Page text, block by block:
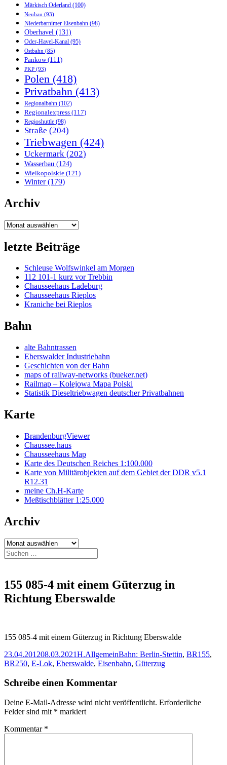
Märkisch Oderland (100)
Neubau (93)
Niederbarnimer Eisenbahn (98)
Oberhavel (131)
Oder-Havel-Kanal (95)
Ostbahn (85)
Pankow(111)
PKP (93)
Polen (418)
Privatbahn (413)
Regionalbahn (102)
Regionalexpress (117)
Regioshuttle (98)
Straße (204)
Triebwagen (424)
Uckermark (202)
Wasserbau (124)
Wielkopolskie (121)
Winter(179)
Archiv
Archiv
letzte Beiträge
Schleuse Wolfswinkel am Morgen
112 101-1 kurz vor Trebbin
Chausseehaus Ladeburg
Chausseehaus Rieplos
Kraniche bei Rieplos
Bahn
alte Bahntrassen
Eberswalder Industriebahn
Geschichten von der Bahn
maps of railway-networks (bueker.net)
Railmap – Kolejowa Mapa Polski
Statistik Dieseltriebwagen deutscher Privatbahnen
Karte
BrandenburgViewer
Chaussee.haus
Chausseehaus Map
Karte des Deutschen Reiches 1:100.000
Karte von Militärobjekten auf dem Gebiet der DDR v5.1
R12.31
meine Ch.H-Karte
Meßtischblätter 1:25.000
Archiv
Archiv
Suchen
nach:
155 085-4 mit einem Güterzug in
Richtung Eberswalde
155 085-4 mit einem Güterzug in Richtung Eberswalde
Veröffentlicht
am
23.04.201208.03.2021Autor
H.Kategorien
AllgemeinSchlagwörter
Bahn: Berlin-Stettin, BR155,
BR250, E-Lok, Eberswalde, Eisenbahn, Güterzug
Schreibe einen Kommentar
Deine E-Mail-Adresse wird nicht veröffentlicht. Erforderliche
Felder sind mit * markiert
Kommentar *